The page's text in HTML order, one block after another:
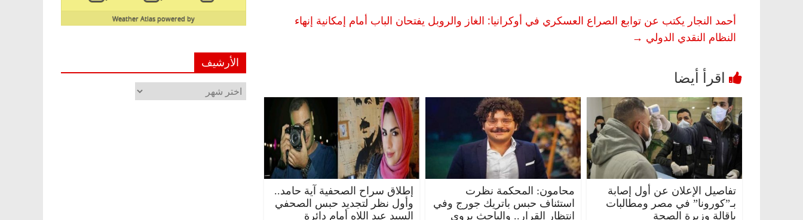
أحمد النجار يكتب عن توابع الصراع العسكري في أوكرانيا: الغاز والروبل يفتحان الباب أمام إمكانية إنهاء
النظام النقدي الدولي →
تفاصيل الإعلان عن أول إصابة
بـ”كورونا” في مصر ومطالبات
بإقالة وزيرة الصحة
محامون: المحكمة نظرت
استئناف حبس باتريك جورج وفي
انتظار القرار.. والباحث يروي
إطلاق سراح الصحفية آية حامد..
وأول نظر لتجديد حبس الصحفي
السيد عبد اللاه أمام دائرة
powered by
Weather Atlas
الأرشيف
الأرشيف